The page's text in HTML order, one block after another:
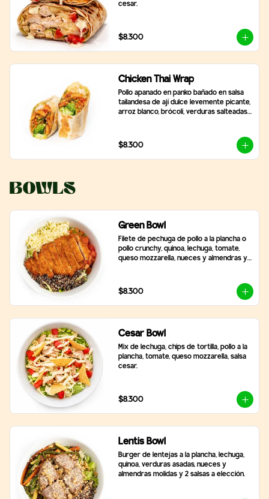
cesar.
$8.300
Chicken Thai Wrap
Pollo apanado en panko bañado en salsa
tailandesa de ají dulce levemente picante,
arroz blanco, brócoli, verduras salteadas
$8.300
Bowls
Green Bowl
Filete de pechuga de pollo a la plancha o
pollo crunchy, quinoa, lechuga, tomate,
queso mozzarella, nueces y almendras y
$8.300
Cesar Bowl
Mix de lechuga, chips de tortilla, pollo a la
plancha, tomate, queso mozzarella, salsa
cesar.
$8.300
Lentis Bowl
Burger de lentejas a la plancha, lechuga,
quinoa, verduras asadas, nueces y
almendras molidas y 2 salsas a elección.